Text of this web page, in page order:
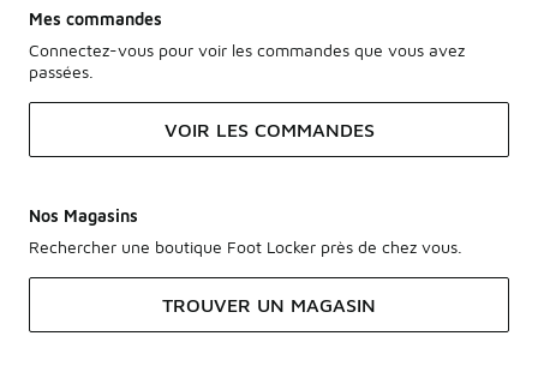
Mes commandes
Connectez-vous pour voir les commandes que vous avez
passées.
VOIR LES COMMANDES
Nos Magasins
Rechercher une boutique Foot Locker près de chez vous.
TROUVER UN MAGASIN